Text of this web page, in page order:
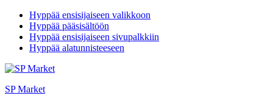
Hyppää ensisijaiseen valikkoon
Hyppää pääsisältöön
Hyppää ensisijaiseen sivupalkkiin
Hyppää alatunnisteeseen
SP Market